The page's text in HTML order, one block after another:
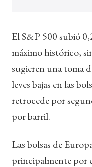
El S&P 500 subió
máximo histórico,
sugieren una toma
leves bajas en las
retrocede por
por barril.
Las bolsas de
principalmente por